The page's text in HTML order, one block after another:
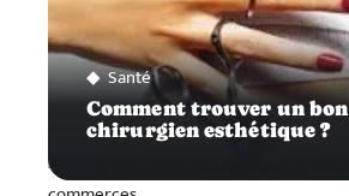
Santé
Comment trouver un bon
chirurgien esthétique ?